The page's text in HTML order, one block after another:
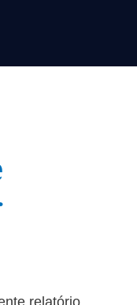
relatório